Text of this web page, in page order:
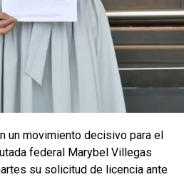
la continuidad de la
del estado.
de Noticias
un movimiento decisivo para el
federal Marybel Villegas
su solicitud de licencia ante